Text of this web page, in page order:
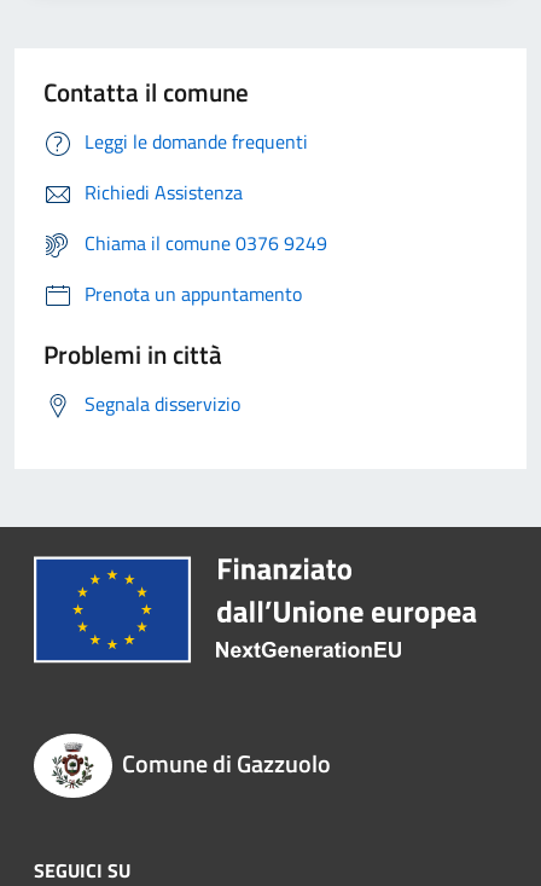
Contatta il comune
Leggi le domande frequenti
Richiedi Assistenza
Chiama il comune 0376 9249
Prenota un appuntamento
Problemi in città
Segnala disservizio
Comune di Gazzuolo
SEGUICI SU